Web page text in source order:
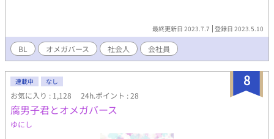
最終更新日 2023.7.7 登録日 2023.5.10
BL オメガバース 社会人 会社員
8
連載中 なし
お気に入り : 1,128 24h.ポイント : 28
腐男子君とオメガバース
ゆにし